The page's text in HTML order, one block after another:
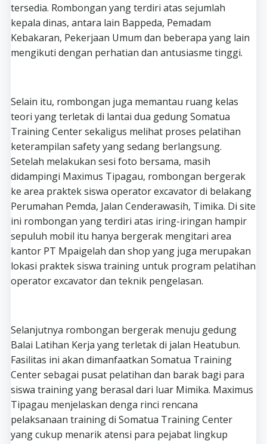
tersedia. Rombongan yang terdiri atas sejumlah
kepala dinas, antara lain Bappeda, Pemadam
Kebakaran, Pekerjaan Umum dan beberapa yang lain
mengikuti dengan perhatian dan antusiasme tinggi.
Selain itu, rombongan juga memantau ruang kelas
teori yang terletak di lantai dua gedung Somatua
Training Center sekaligus melihat proses pelatihan
keterampilan safety yang sedang berlangsung.
Setelah melakukan sesi foto bersama, masih
didampingi Maximus Tipagau, rombongan bergerak
ke area praktek siswa operator excavator di belakang
Perumahan Pemda, Jalan Cenderawasih, Timika. Di site
ini rombongan yang terdiri atas iring-iringan hampir
sepuluh mobil itu hanya bergerak mengitari area
kantor PT Mpaigelah dan shop yang juga merupakan
lokasi praktek siswa training untuk program pelatihan
operator excavator dan teknik pengelasan.
Selanjutnya rombongan bergerak menuju gedung
Balai Latihan Kerja yang terletak di jalan Heatubun.
Fasilitas ini akan dimanfaatkan Somatua Training
Center sebagai pusat pelatihan dan barak bagi para
siswa training yang berasal dari luar Mimika. Maximus
Tipagau menjelaskan denga rinci rencana
pelaksanaan training di Somatua Training Center
yang cukup menarik atensi para pejabat lingkup